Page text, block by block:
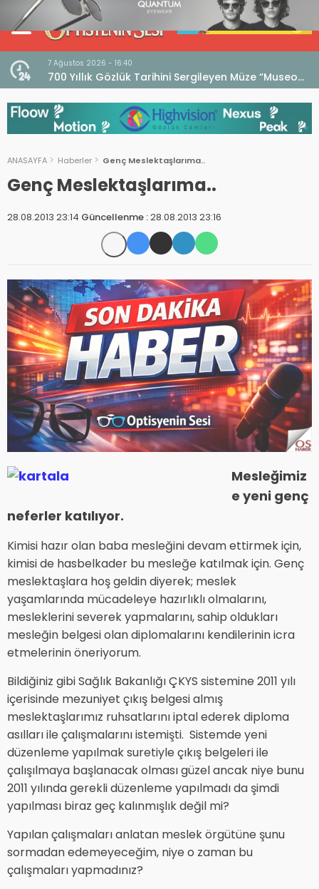
7 Ağustos 2026 - 16:40
700 Yıllık Gözlük Tarihini Sergileyen Müze “Museo
dell’Occhiale”
ANASAYFA Haberler Genç Meslektaşlarıma..
Genç Meslektaşlarıma..
28.08.2013 23:14 Güncellenme :28.08.2013 23:16
Mesleğimiz
e yeni genç
neferler katılıyor.
Kimisi hazır olan baba mesleğini devam ettirmek için,
kimisi de hasbelkader bu mesleğe katılmak için. Genç
meslektaşlara hoş geldin diyerek; meslek
yaşamlarında mücadeleye hazırlıklı olmalarını,
mesleklerini severek yapmalarını, sahip oldukları
mesleğin belgesi olan diplomalarını kendilerinin icra
etmelerinin öneriyorum.
Bildiğiniz gibi Sağlık Bakanlığı ÇKYS sistemine 2011 yılı
içerisinde mezuniyet çıkış belgesi almış
meslektaşlarımız ruhsatlarını iptal ederek diploma
asılları ile çalışmalarını istemişti. Sistemde yeni
düzenleme yapılmak suretiyle çıkış belgeleri ile
çalışılmaya başlanacak olması güzel ancak niye bunu
2011 yılında gerekli düzenleme yapılmadı da şimdi
yapılması biraz geç kalınmışlık değil mi?
Yapılan çalışmaları anlatan meslek örgütüne şunu
sormadan edemeyeceğim, niye o zaman bu
çalışmaları yapmadınız?